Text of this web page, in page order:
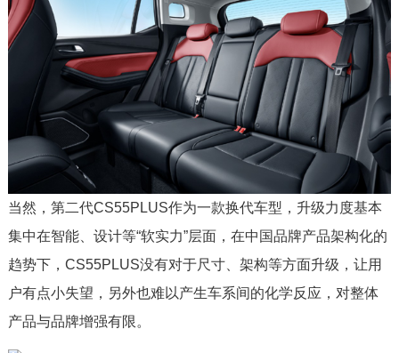
当然，第二代CS55PLUS作为一款换代车型，升级力度基本
集中在智能、设计等“软实力”层面，在中国品牌产品架构化的
趋势下，CS55PLUS没有对于尺寸、架构等方面升级，让用
户有点小失望，另外也难以产生车系间的化学反应，对整体
产品与品牌增强有限。